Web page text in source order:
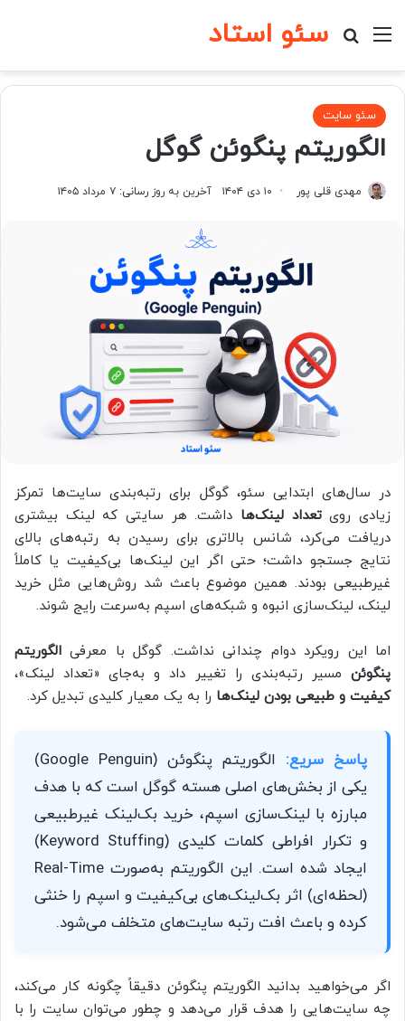
سئو استاد منو جستجو برای
سئو سایت
الگوریتم پنگوئن گوگل
مهدی قلی پور ۱۰ دی ۱۴۰۴ آخرین به روز رسانی: ۷ مرداد ۱۴۰۵
در سال‌های ابتدایی سئو، گوگل برای رتبه‌بندی سایت‌ها تمرکز
زیادی رویتعداد لینک‌ها داشت. هر سایتی که لینک بیشتری
دریافت می‌کرد، شانس بالاتری برای رسیدن به رتبه‌های بالای
نتایج جستجو داشت؛ حتی اگر این لینک‌ها بی‌کیفیت یا کاملاً
غیرطبیعی بودند. همین موضوع باعث شد روش‌هایی مثل خرید
لینک، لینک‌سازی انبوه و شبکه‌های اسپم به‌سرعت رایج شوند.
اما این رویکرد دوام چندانی نداشت. گوگل با معرفی الگوریتم
پنگوئن مسیر رتبه‌بندی را تغییر داد و به‌جای «تعداد لینک»،
کیفیت و طبیعی بودن لینک‌ها را به یک معیار کلیدی تبدیل کرد.
پاسخ سریع:
الگوریتم پنگوئن (Google Penguin)
یکی از بخش‌های اصلی هسته گوگل است که با هدف
مبارزه با لینک‌سازی اسپم، خرید بک‌لینک غیرطبیعی
و تکرار افراطی کلمات کلیدی (Keyword Stuffing)
ایجاد شده است. این الگوریتم به‌صورت Real-Time
(لحظه‌ای) اثر بک‌لینک‌های بی‌کیفیت و اسپم را خنثی
کرده و باعث افت رتبه سایت‌های متخلف می‌شود.
اگر می‌خواهید بدانید الگوریتم پنگوئن دقیقاً چگونه کار می‌کند،
چه سایت‌هایی را هدف قرار می‌دهد و چطور می‌توان سایت را با